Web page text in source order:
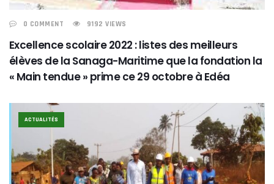
0 COMMENT 9192 VIEWS
Excellence scolaire 2022 : listes des meilleurs
élèves de la Sanaga-Maritime que la fondation la
« Main tendue » prime ce 29 octobre à Edéa
ACTUALITÉS